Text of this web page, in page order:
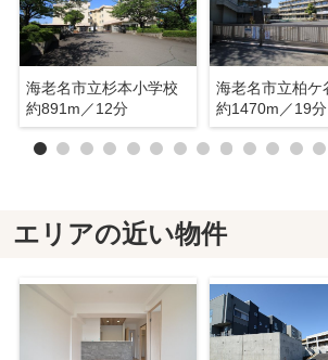
海老名市立杉本小学校
約891m／12分
約1470m／19分
エリアの近い物件